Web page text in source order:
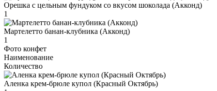
Орешка с цельным фундуком со вкусом шоколада (Акконд)
1
Мартелетто банан-клубника (Акконд)
1
Фото конфет
Наименование
Количество
Аленка крем-брюле купол (Красный Октябрь)